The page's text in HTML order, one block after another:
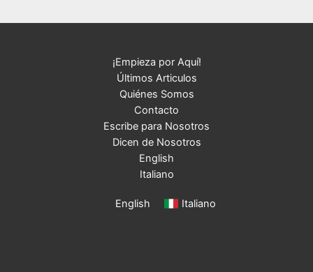
¡Empieza por Aquí!
Últimos Articulos
Quiénes Somos
Contacto
Escribe para Nosotros
Dicen de Nosotros
English
Italiano
English Italiano